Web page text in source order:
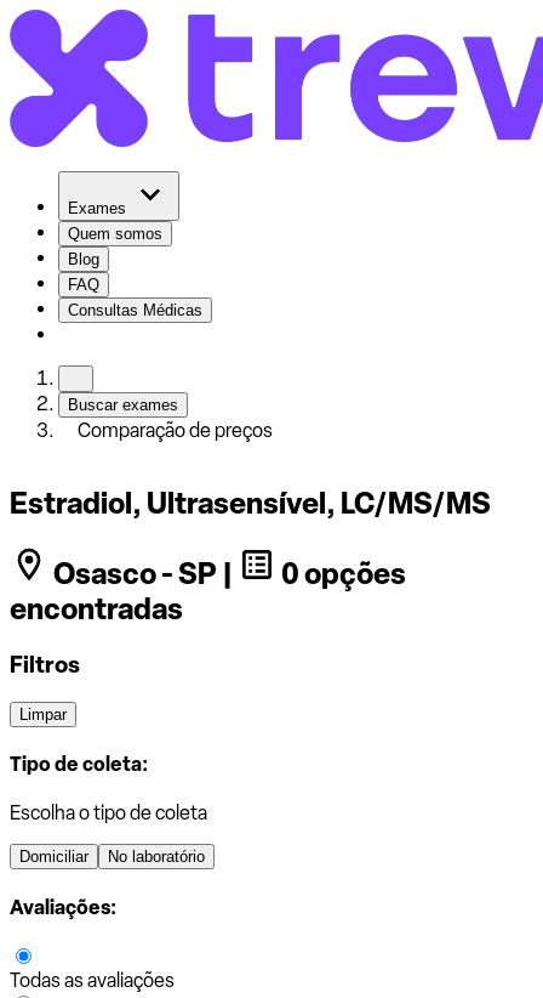
Exames
Quem somos
Blog
FAQ
Consultas Médicas
Buscar exames
Comparação de preços
Estradiol, Ultrasensível, LC/MS/MS
Osasco - SP |
0 opções
encontradas
Filtros
Limpar
Tipo de coleta:
Escolha o tipo de coleta
Domiciliar No laboratório
Avaliações:
Todas as avaliações